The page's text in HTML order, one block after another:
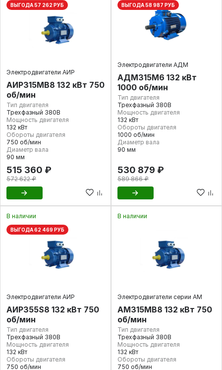
ВЫГОДА 57 262 РУБ
Электродвигатели АИР
АИР315МВ8 132 кВт 750
об/мин
Тип двигателя
Трехфазный 380В
Мощность двигателя
132 кВт
Обороты двигателя
750 об/мин
Диаметр вала
90 мм
515 360 ₽
572 622 ₽
ВЫГОДА 58 987 РУБ
Электродвигатели АДМ
АДМ315М6 132 кВт
1000 об/мин
Тип двигателя
Трехфазный 380В
Мощность двигателя
132 кВт
Обороты двигателя
1000 об/мин
Диаметр вала
90 мм
530 879 ₽
589 866 ₽
В наличии
ВЫГОДА 62 469 РУБ
Электродвигатели АИР
АИР355S8 132 кВт 750
об/мин
Тип двигателя
Трехфазный 380В
Мощность двигателя
132 кВт
Обороты двигателя
750 об/мин
В наличии
Электродвигатели серии АМ
АМ315МВ8 132 кВт 750
об/мин
Тип двигателя
Трехфазный 380В
Мощность двигателя
132 кВт
Обороты двигателя
750 об/мин